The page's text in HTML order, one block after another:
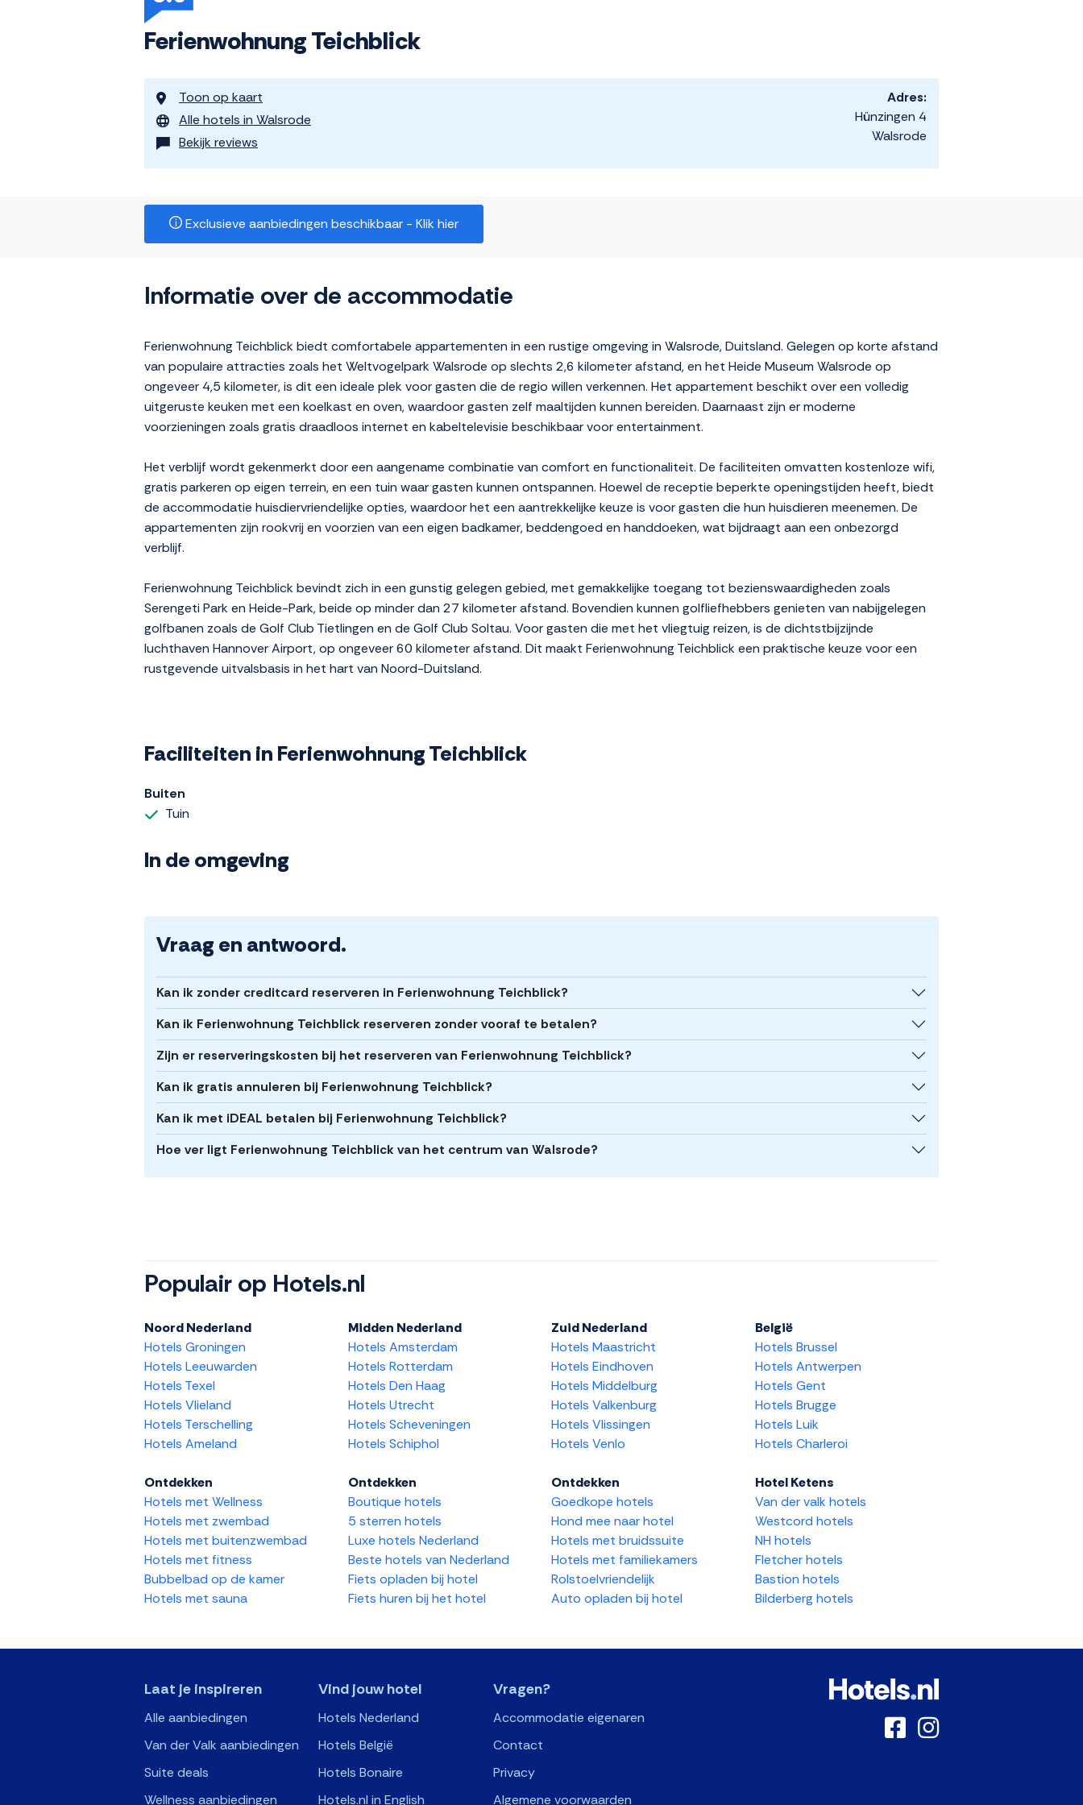
Ferienwohnung Teichblick
Toon op kaart
Alle hotels in Walsrode
Bekijk reviews
Adres:
Hünzingen 4
Walsrode
Exclusieve aanbiedingen beschikbaar - Klik hier
Informatie over de accommodatie
Ferienwohnung Teichblick biedt comfortabele appartementen in een rustige omgeving in Walsrode, Duitsland. Gelegen op korte afstand
van populaire attracties zoals het Weltvogelpark Walsrode op slechts 2,6 kilometer afstand, en het Heide Museum Walsrode op
ongeveer 4,5 kilometer, is dit een ideale plek voor gasten die de regio willen verkennen. Het appartement beschikt over een volledig
uitgeruste keuken met een koelkast en oven, waardoor gasten zelf maaltijden kunnen bereiden. Daarnaast zijn er moderne
voorzieningen zoals gratis draadloos internet en kabeltelevisie beschikbaar voor entertainment.
Het verblijf wordt gekenmerkt door een aangename combinatie van comfort en functionaliteit. De faciliteiten omvatten kostenloze wifi,
gratis parkeren op eigen terrein, en een tuin waar gasten kunnen ontspannen. Hoewel de receptie beperkte openingstijden heeft, biedt
de accommodatie huisdiervriendelijke opties, waardoor het een aantrekkelijke keuze is voor gasten die hun huisdieren meenemen. De
appartementen zijn rookvrij en voorzien van een eigen badkamer, beddengoed en handdoeken, wat bijdraagt aan een onbezorgd
verblijf.
Ferienwohnung Teichblick bevindt zich in een gunstig gelegen gebied, met gemakkelijke toegang tot bezienswaardigheden zoals
Serengeti Park en Heide-Park, beide op minder dan 27 kilometer afstand. Bovendien kunnen golfliefhebbers genieten van nabijgelegen
golfbanen zoals de Golf Club Tietlingen en de Golf Club Soltau. Voor gasten die met het vliegtuig reizen, is de dichtstbijzijnde
luchthaven Hannover Airport, op ongeveer 60 kilometer afstand. Dit maakt Ferienwohnung Teichblick een praktische keuze voor een
rustgevende uitvalsbasis in het hart van Noord-Duitsland.
Faciliteiten in Ferienwohnung Teichblick
Buiten
Tuin
In de omgeving
Vraag en antwoord.
Kan ik zonder creditcard reserveren in Ferienwohnung Teichblick?
Kan ik Ferienwohnung Teichblick reserveren zonder vooraf te betalen?
Zijn er reserveringskosten bij het reserveren van Ferienwohnung Teichblick?
Kan ik gratis annuleren bij Ferienwohnung Teichblick?
Kan ik met iDEAL betalen bij Ferienwohnung Teichblick?
Hoe ver ligt Ferienwohnung Teichblick van het centrum van Walsrode?
Populair op Hotels.nl
Noord Nederland
Hotels Groningen
Hotels Leeuwarden
Hotels Texel
Hotels Vlieland
Hotels Terschelling
Hotels Ameland
Midden Nederland
Hotels Amsterdam
Hotels Rotterdam
Hotels Den Haag
Hotels Utrecht
Hotels Scheveningen
Hotels Schiphol
Zuid Nederland
Hotels Maastricht
Hotels Eindhoven
Hotels Middelburg
Hotels Valkenburg
Hotels Vlissingen
Hotels Venlo
België
Hotels Brussel
Hotels Antwerpen
Hotels Gent
Hotels Brugge
Hotels Luik
Hotels Charleroi
Ontdekken
Hotels met Wellness
Hotels met zwembad
Hotels met buitenzwembad
Hotels met fitness
Bubbelbad op de kamer
Hotels met sauna
Ontdekken
Boutique hotels
5 sterren hotels
Luxe hotels Nederland
Beste hotels van Nederland
Fiets opladen bij hotel
Fiets huren bij het hotel
Ontdekken
Goedkope hotels
Hond mee naar hotel
Hotels met bruidssuite
Hotels met familiekamers
Rolstoelvriendelijk
Auto opladen bij hotel
Hotel Ketens
Van der valk hotels
Westcord hotels
NH hotels
Fletcher hotels
Bastion hotels
Bilderberg hotels
Laat je inspireren
Alle aanbiedingen
Van der Valk aanbiedingen
Suite deals
Wellness aanbiedingen
Vind jouw hotel
Hotels Nederland
Hotels België
Hotels Bonaire
Hotels.nl in English
Vragen?
Accommodatie eigenaren
Contact
Privacy
Algemene voorwaarden